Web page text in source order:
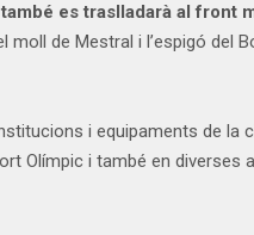
es traslladarà al front
de Mestral i l’espigó del
i equipaments de la
Olímpic i també en